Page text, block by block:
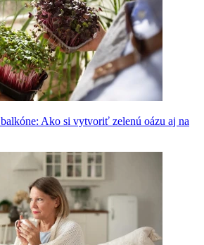
Ako si vytvoriť zelenú oázu aj na